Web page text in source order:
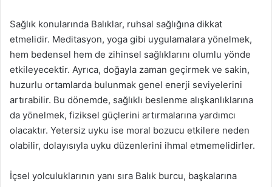
Sağlık konularında Balıklar, ruhsal sağlığına dikkat
etmelidir. Meditasyon, yoga gibi uygulamalara yönelmek,
hem bedensel hem de zihinsel sağlıklarını olumlu yönde
etkileyecektir. Ayrıca, doğayla zaman geçirmek ve sakin,
huzurlu ortamlarda bulunmak genel enerji seviyelerini
artırabilir. Bu dönemde, sağlıklı beslenme alışkanlıklarına
da yönelmek, fiziksel güçlerini artırmalarına yardımcı
olacaktır. Yetersiz uyku ise moral bozucu etkilere neden
olabilir, dolayısıyla uyku düzenlerini ihmal etmemelidirler.
İçsel yolculuklarının yanı sıra Balık burcu, başkalarına